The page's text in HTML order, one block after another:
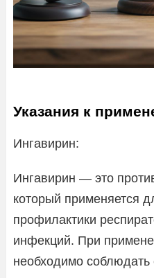
Указания к
Ингавирин:
Ингавирин — это
который применяется
профилактики
инфекций. При
необходимо